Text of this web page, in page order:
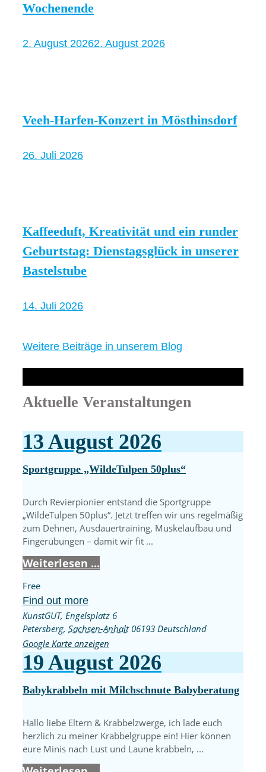
Wochenende
2. August 20262. August 2026
Veeh-Harfen-Konzert in Mösthinsdorf
26. Juli 2026
Kaffeeduft, Kreativität und ein runder
Geburtstag: Dienstagsglück in unserer
Bastelstube
14. Juli 2026
Weitere Beiträge in unserem Blog
Aktuelle Veranstaltungen
13 August 2026
Sportgruppe „WildeTulpen 50plus“
Durch Revierpionier entstand die Sportgruppe
„WildeTulpen 50plus“. Jetzt treffen wir uns regelmäßig
zum Dehnen, Ausdauertraining, Muskelaufbau und
Fingerübungen – damit wir fit ...
Weiterlesen ...
Free
Find out more
KunstGUT, Engelsplatz 6
Petersberg, Sachsen-Anhalt 06193 Deutschland
Google Karte anzeigen
19 August 2026
Babykrabbeln mit Milchschnute Babyberatung
Hallo liebe Eltern & Krabbelzwerge, ich lade euch
herzlich zu meiner Krabbelgruppe ein! Hier können
eure Minis nach Lust und Laune krabbeln, ...